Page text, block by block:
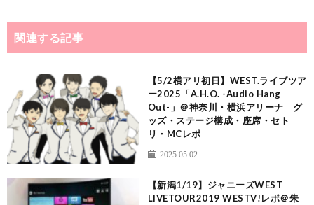
関連する記事
【5/2横アリ初日】WEST.ライブツア
ー2025「A.H.O. -Audio Hang
Out-」＠神奈川・横浜アリーナ グ
ッズ・ステージ構成・座席・セト
リ・MCレポ
2025.05.02
【新潟1/19】ジャニーズWEST
LIVETOUR2019 WESTV!レポ＠朱